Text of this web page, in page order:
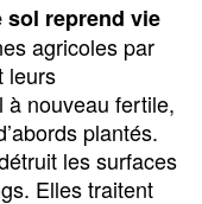
sol reprend vie
agricoles par
leurs
à nouveau fertile,
plantés.
les surfaces
Elles traitent